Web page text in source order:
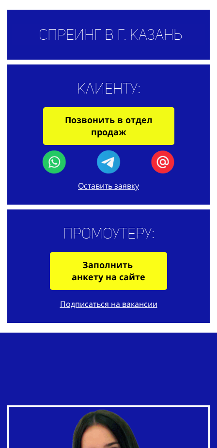
Спреинг в г. Казань
Клиенту:
Позвонить в отдел
продаж
Оставить заявку
Промоутеру:
Заполнить
анкету на сайте
Подписаться на вакансии